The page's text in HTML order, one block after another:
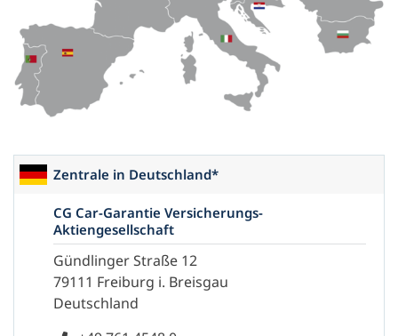
Zentrale in Deutschland*
CG Car-Garantie Versicherungs-
Aktiengesellschaft
Gündlinger Straße 12
79111 Freiburg i. Breisgau
Deutschland